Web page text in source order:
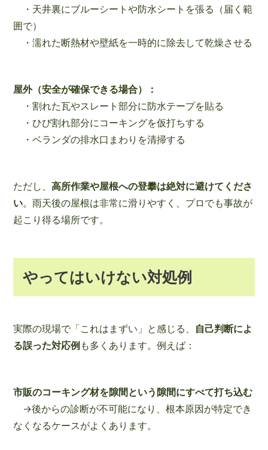
・天井裏にブルーシートや防水シートを張る（届く範
囲で）
・濡れた断熱材や壁紙を一時的に除去して乾燥させる
屋外（安全が確保できる場合）：
・割れた瓦やスレート部分に防水テープを貼る
・ひび割れ部分にコーキングを仮打ちする
・ベランダの排水口まわりを清掃する
ただし、 高所作業や屋根への登攀は絶対に避けてくださ
い。雨天後の屋根は非常に滑りやすく、プロでも事故が
起こり得る場所です。
やってはいけない対処例
実際の現場で「これはまずい」と感じる、 自己判断によ
る誤った対応例も多くあります。例えば：
市販のコーキング材を隙間という隙間にすべて打ち込む
→後からの診断が不可能になり、根本原因が特定でき
なくなるケースがよくあります。